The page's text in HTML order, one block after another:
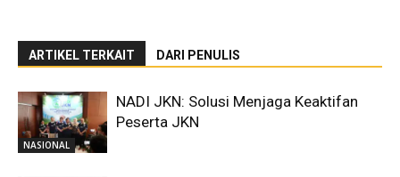
ARTIKEL TERKAIT DARI PENULIS
NASIONAL
NADI JKN: Solusi Menjaga Keaktifan
Peserta JKN